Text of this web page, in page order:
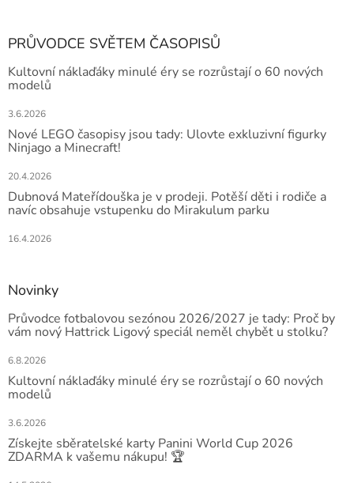
PRŮVODCE SVĚTEM ČASOPISŮ
Kultovní náklaďáky minulé éry se rozrůstají o 60 nových
modelů
3.6.2026
Nové LEGO časopisy jsou tady: Ulovte exkluzivní figurky
Ninjago a Minecraft!
20.4.2026
Dubnová Mateřídouška je v prodeji. Potěší děti i rodiče a
navíc obsahuje vstupenku do Mirakulum parku
16.4.2026
Novinky
Průvodce fotbalovou sezónou 2026/2027 je tady: Proč by
vám nový Hattrick Ligový speciál neměl chybět u stolku?
6.8.2026
Kultovní náklaďáky minulé éry se rozrůstají o 60 nových
modelů
3.6.2026
Získejte sběratelské karty Panini World Cup 2026
ZDARMA k vašemu nákupu! 🏆